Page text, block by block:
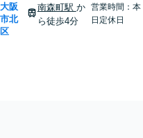
大阪
市北
区
南森町駅 か
ら徒歩4分
営業時間：本
日定休日